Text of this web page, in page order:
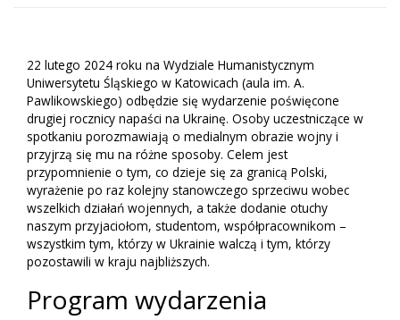
22 lutego 2024 roku na Wydziale Humanistycznym
Uniwersytetu Śląskiego w Katowicach (aula im. A.
Pawlikowskiego) odbędzie się wydarzenie poświęcone
drugiej rocznicy napaści na Ukrainę. Osoby uczestniczące w
spotkaniu porozmawiają o medialnym obrazie wojny i
przyjrzą się mu na różne sposoby. Celem jest
przypomnienie o tym, co dzieje się za granicą Polski,
wyrażenie po raz kolejny stanowczego sprzeciwu wobec
wszelkich działań wojennych, a także dodanie otuchy
naszym przyjaciołom, studentom, współpracownikom –
wszystkim tym, którzy w Ukrainie walczą i tym, którzy
pozostawili w kraju najbliższych.
Program wydarzenia